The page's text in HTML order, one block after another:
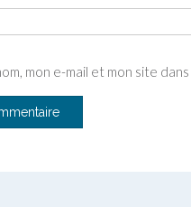
mon e-mail et mon site